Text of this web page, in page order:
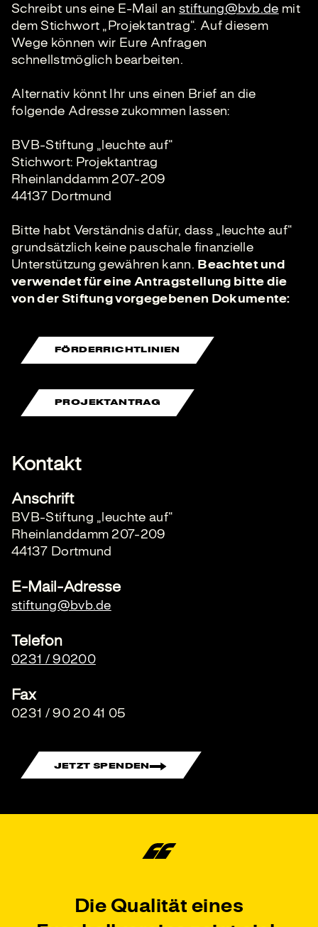
Schreibt uns eine E-Mail an stiftung@bvb.de mit
dem Stichwort „Projektantrag“. Auf diesem
Wege können wir Eure Anfragen
schnellstmöglich bearbeiten.
Alternativ könnt Ihr uns einen Brief an die
folgende Adresse zukommen lassen:
BVB-Stiftung „leuchte auf“
Stichwort: Projektantrag
Rheinlanddamm 207-209
44137 Dortmund
Bitte habt Verständnis dafür, dass „leuchte auf“
grundsätzlich keine pauschale finanzielle
Unterstützung gewähren kann. Beachtet und
verwendet für eine Antragstellung bitte die
von der Stiftung vorgegebenen Dokumente:
FÖRDERRICHTLINIEN
PROJEKTANTRAG
Kontakt
Anschrift
BVB-Stiftung „leuchte auf“
Rheinlanddamm 207-209
44137 Dortmund
E-Mail-Adresse
stiftung@bvb.de
Telefon
0231 / 90200
Fax
0231 / 90 20 41 05
JETZT SPENDEN